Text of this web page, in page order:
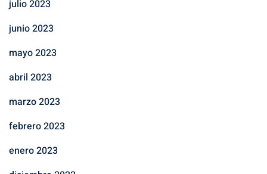
julio 2023
junio 2023
mayo 2023
abril 2023
marzo 2023
febrero 2023
enero 2023